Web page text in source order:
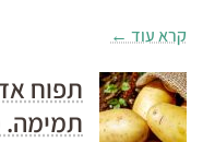
קרא עוד ←
תפוח
תמימה.